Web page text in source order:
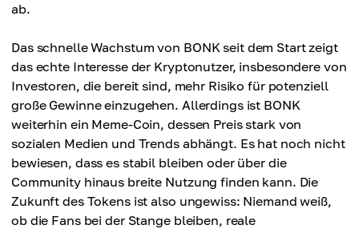
ab.
Das schnelle Wachstum von BONK seit dem Start zeigt
das echte Interesse der Kryptonutzer, insbesondere von
Investoren, die bereit sind, mehr Risiko für potenziell
große Gewinne einzugehen. Allerdings ist BONK
weiterhin ein Meme-Coin, dessen Preis stark von
sozialen Medien und Trends abhängt. Es hat noch nicht
bewiesen, dass es stabil bleiben oder über die
Community hinaus breite Nutzung finden kann. Die
Zukunft des Tokens ist also ungewiss: Niemand weiß,
ob die Fans bei der Stange bleiben, reale